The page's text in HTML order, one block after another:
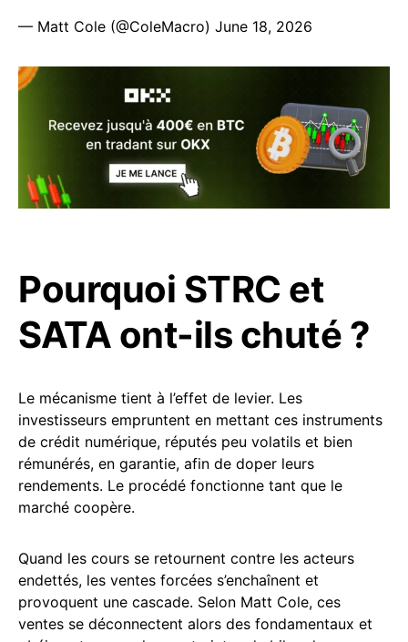
— Matt Cole (@ColeMacro) June 18, 2026
Pourquoi STRC et
SATA ont-ils chuté ?
Le mécanisme tient à l’effet de levier. Les
investisseurs empruntent en mettant ces instruments
de crédit numérique, réputés peu volatils et bien
rémunérés, en garantie, afin de doper leurs
rendements. Le procédé fonctionne tant que le
marché coopère.
Quand les cours se retournent contre les acteurs
endettés, les ventes forcées s’enchaînent et
provoquent une cascade. Selon Matt Cole, ces
ventes se déconnectent alors des fondamentaux et